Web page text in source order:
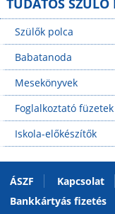
TUDATOS
Szülők polca
Babatanoda
Mesekönyvek
Foglalkoztató füzetek
Iskola-előkészítők
ÁSZF Kapcsolat
Bankkártyás fizetés